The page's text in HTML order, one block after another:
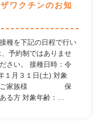
ワクチンのお知
種を下記の日程で行い
予約制ではありませ
さい。 接種日時：令
１月３１日(土) 対象
そのご家族様 保
る方 対象年齢：…